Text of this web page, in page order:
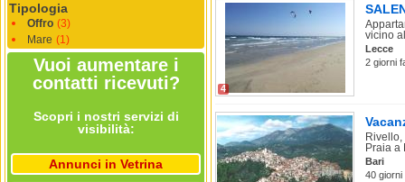
Tipologia
Offro (3)
Mare (1)
Vuoi aumentare i
contatti ricevuti?
Scopri i nostri servizi di
visibilità:
Annunci in Vetrina
4
vicino
Lecce
2 giorni
Praia a
Bari
40